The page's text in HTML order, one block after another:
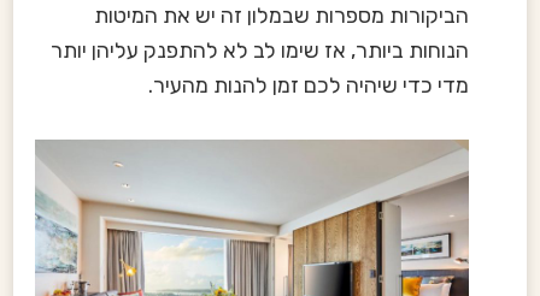
הביקורות מספרות שבמלון זה יש את המיטות
הנוחות ביותר, אז שימו לב לא להתפנק עליהן יותר
מדי כדי שיהיה לכם זמן להנות מהעיר.